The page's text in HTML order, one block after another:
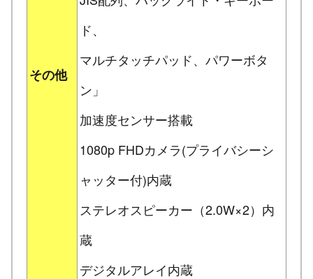
その他
ド、
マルチタッチパッド、パワーボタ
ン」
加速度センサー搭載
1080p FHDカメラ(プライバシーシ
ャッター付)内蔵
ステレオスピーカー（2.0W×2）内
蔵
デジタルアレイ内蔵